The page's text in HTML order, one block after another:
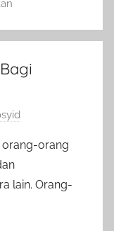
orang-orang
lain. Orang-